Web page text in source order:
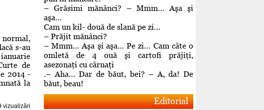
s-au
de
2014 -
la
vizualizări
– Grăsimi mănânci? – Mmm… Aşa şi
aşa…
Cam un kil- două de slană pe zi…
– Prăjit mănânci?
– Mmm… Aşa şi aşa… Pe zi… Cam câte o
omletă de 4 ouă şi cartofi prăjiţi,
asezonaţi cu cârnaţi
.– Aha… Dar de băut, bei? – A, da! De
băut, beau!
Editorial